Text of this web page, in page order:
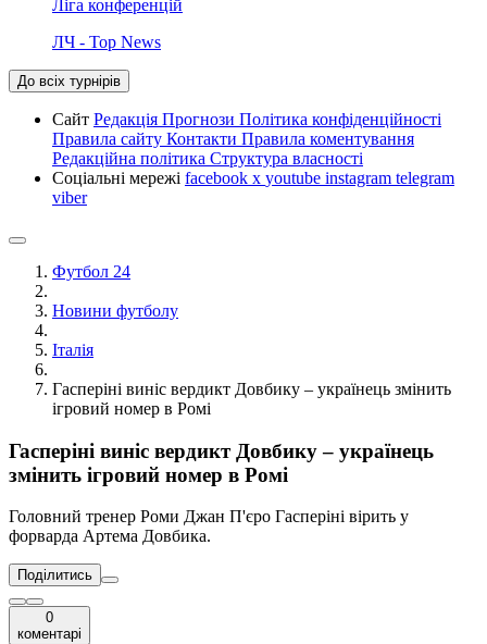
Ліга конференцій
ЛЧ - Top News
До всіх турнірів
Сайт Редакція Прогнози Політика конфіденційності
Правила сайту Контакти Правила коментування
Редакційна політика Структура власності
Соціальні мережі facebook x youtube instagram telegram
viber
Футбол 24
Новини футболу
Італія
Гасперіні виніс вердикт Довбику – українець змінить
ігровий номер в Ромі
Гасперіні виніс вердикт Довбику – українець
змінить ігровий номер в Ромі
Головний тренер Роми Джан П'єро Гасперіні вірить у
форварда Артема Довбика.
Поділитись
0
коментарі